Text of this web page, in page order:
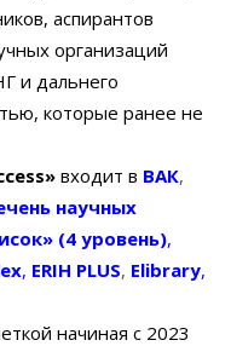
аспирантов
организаций
и дальнего
которые ранее не
входит в ВАК,
научных
(4 уровень),
, ERIH PLUS, Elibrary,
начиная с 2023